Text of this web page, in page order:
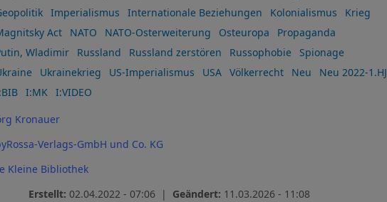
Imperialismus Internationale Beziehungen Kolonialismus
Krieg
Act
NATO NATO-Osterweiterung Osteuropa
Propaganda
Wladimir
Russland Russland zerstören Russophobie
Spionage
Ukrainekrieg US-Imperialismus USA Völkerrecht Neu
Neu 2022-1.HJ
I:MK I:VIDEO
Kronauer
Verlags-GmbH und Co. KG
Kleine Bibliothek
Erstellt: 02.04.2022 - 07:06 | Geändert: 11.03.2026 - 11:08